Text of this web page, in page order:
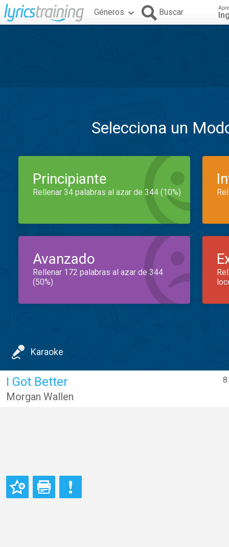
Géneros Buscar
Selecciona un
Principiante
Rellenar 34 palabras al azar de 344 (10%)
Avanzado
Rellenar 172 palabras al azar de 344
(50%)
Karaoke
I Got Better
Morgan Wallen